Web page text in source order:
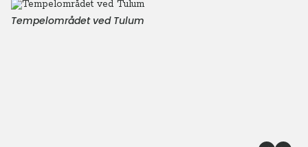
Tempelområdet ved Tulum